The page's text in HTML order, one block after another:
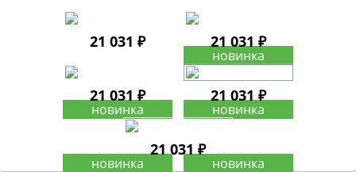
21 031 ₽ 21 031 ₽
21 031 ₽ 21 031 ₽
21 031 ₽